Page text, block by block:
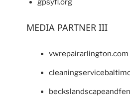
gpsyfl.org
MEDIA PARTNER III
vwrepairarlington.com